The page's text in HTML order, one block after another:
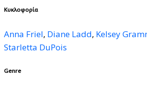
Κυκλοφορία
Anna Friel, Diane Ladd, Kelsey
Starletta DuPois
Genre